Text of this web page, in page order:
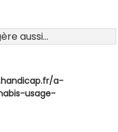
aussi...
a-
usage-